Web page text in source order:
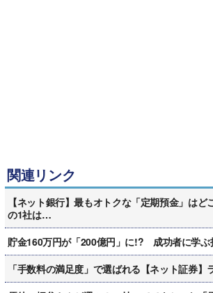
関連リンク
【ネット銀行】最もオトクな「定期預金」は
の1社は…
貯金160万円が「200億円」に!? 成功者に学ぶ
「手数料の満足度」で選ばれる【ネット証券】